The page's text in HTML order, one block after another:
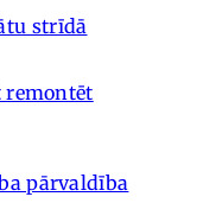
strīdā
remontēt
pārvaldība